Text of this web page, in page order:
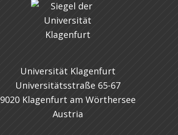
Universität Klagenfurt
Universitätsstraße 65-67
9020 Klagenfurt am Wörthersee
Austria